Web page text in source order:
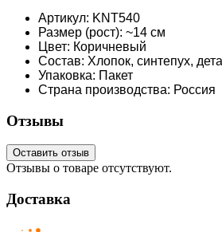
Артикул: KNT540
Размер (рост): ~14 см
Цвет: Коричневый
Состав: Хлопок, синтепух,
Упаковка: Пакет
Страна производства: Россия
Отзывы
Оставить отзыв
Отзывы о товаре отсутствуют.
Доставка